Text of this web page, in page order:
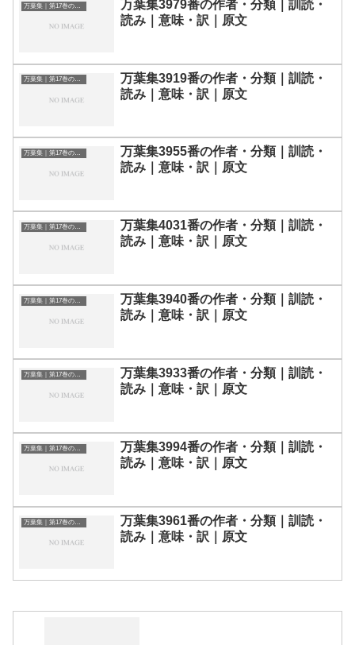
万葉集｜第17巻の和歌一覧
万葉集3979番の作者・分類｜訓読・
読み｜意味・訳｜原文
万葉集｜第17巻の和歌一覧
万葉集3919番の作者・分類｜訓読・
読み｜意味・訳｜原文
万葉集｜第17巻の和歌一覧
万葉集3955番の作者・分類｜訓読・
読み｜意味・訳｜原文
万葉集｜第17巻の和歌一覧
万葉集4031番の作者・分類｜訓読・
読み｜意味・訳｜原文
万葉集｜第17巻の和歌一覧
万葉集3940番の作者・分類｜訓読・
読み｜意味・訳｜原文
万葉集｜第17巻の和歌一覧
万葉集3933番の作者・分類｜訓読・
読み｜意味・訳｜原文
万葉集｜第17巻の和歌一覧
万葉集3994番の作者・分類｜訓読・
読み｜意味・訳｜原文
万葉集｜第17巻の和歌一覧
万葉集3961番の作者・分類｜訓読・
読み｜意味・訳｜原文